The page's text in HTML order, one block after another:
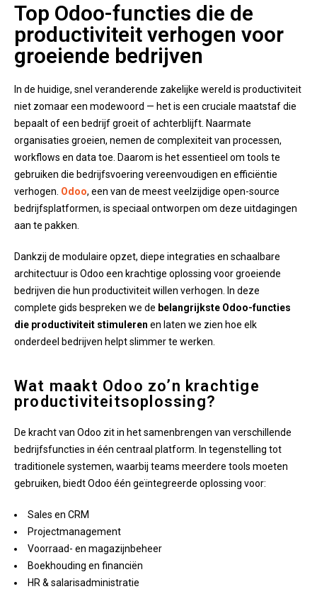
Top Odoo-functies die de
productiviteit verhogen voor
groeiende bedrijven
In de huidige, snel veranderende zakelijke wereld is productiviteit
niet zomaar een modewoord — het is een cruciale maatstaf die
bepaalt of een bedrijf groeit of achterblijft. Naarmate
organisaties groeien, nemen de complexiteit van processen,
workflows en data toe. Daarom is het essentieel om tools te
gebruiken die bedrijfsvoering vereenvoudigen en efficiëntie
verhogen. Odoo, een van de meest veelzijdige open-source
bedrijfsplatformen, is speciaal ontworpen om deze uitdagingen
aan te pakken.
Dankzij de modulaire opzet, diepe integraties en schaalbare
architectuur is Odoo een krachtige oplossing voor groeiende
bedrijven die hun productiviteit willen verhogen. In deze
complete gids bespreken we de belangrijkste Odoo-functies
die productiviteit stimuleren en laten we zien hoe elk
onderdeel bedrijven helpt slimmer te werken.
Wat maakt Odoo zo’n krachtige
productiviteitsoplossing?
De kracht van Odoo zit in het samenbrengen van verschillende
bedrijfsfuncties in één centraal platform. In tegenstelling tot
traditionele systemen, waarbij teams meerdere tools moeten
gebruiken, biedt Odoo één geïntegreerde oplossing voor:
Sales en CRM
Projectmanagement
Voorraad- en magazijnbeheer
Boekhouding en financiën
HR & salarisadministratie